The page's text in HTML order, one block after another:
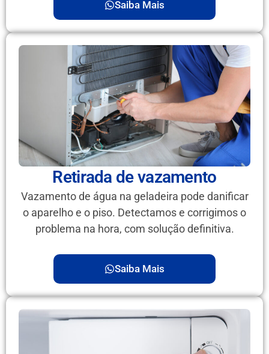
Saiba Mais
Retirada de vazamento
Vazamento de água na geladeira pode danificar
o aparelho e o piso. Detectamos e corrigimos o
problema na hora, com solução definitiva.
Saiba Mais